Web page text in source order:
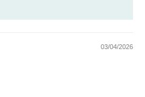
03/04/2026